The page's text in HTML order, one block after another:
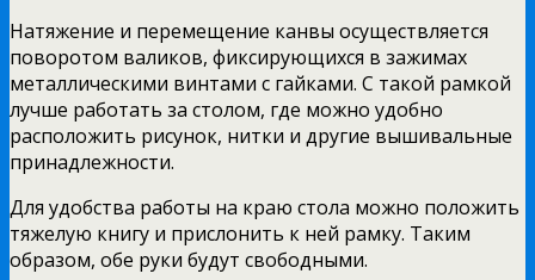
Натяжение и перемещение канвы осуществляется
поворотом валиков, фиксирующихся в зажимах
металлическими винтами с гайками. С такой рамкой
лучше работать за столом, где можно удобно
расположить рисунок, нитки и другие вышивальные
принадлежности.
Для удобства работы на краю стола можно положить
тяжелую книгу и прислонить к ней рамку. Таким
образом, обе руки будут свободными.